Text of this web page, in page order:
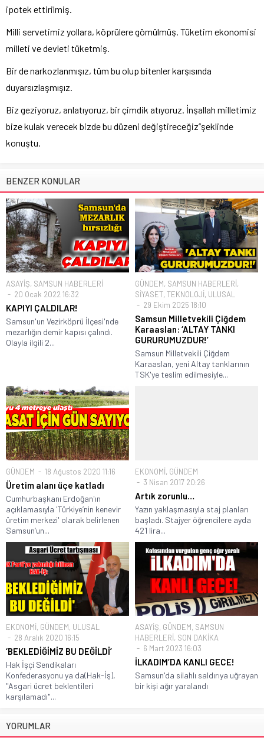
ipotek ettirilmiş.
Milli servetimiz yollara, köprülere gömülmüş. Tüketim ekonomisi
milleti ve devleti tüketmiş.
Bir de narkozlanmışız, tüm bu olup bitenler karşısında
duyarsızlaşmışız.
Biz geziyoruz, anlatıyoruz, bir çimdik atıyoruz. İnşallah milletimiz
bize kulak verecek bizde bu düzeni değiştireceğiz’’şeklinde
konuştu.
BENZER KONULAR
ASAYİŞ, SAMSUN HABERLERİ
20 Ocak 2022 16:32
KAPIYI ÇALDILAR!
Samsun'un Vezirköprü İlçesi'nde
mezarlığın demir kapısı çalındı.
Olayla ilgili 2...
GÜNDEM, SAMSUN HABERLERİ,
SİYASET, TEKNOLOJİ, ULUSAL
29 Ekim 2025 18:10
Samsun Milletvekili Çiğdem
Karaaslan: ‘ALTAY TANKI
GURURUMUZDUR!’
Samsun Milletvekili Çiğdem
Karaaslan, yeni Altay tanklarının
TSK'ye teslim edilmesiyle...
GÜNDEM 18 Ağustos 2020 11:16
Üretim alanı üçe katladı
Cumhurbaşkanı Erdoğan'ın
açıklamasıyla 'Türkiye’nin kenevir
üretim merkezi' olarak belirlenen
Samsun’un...
EKONOMİ, GÜNDEM
3 Nisan 2017 20:26
Artık zorunlu…
Yazın yaklaşmasıyla staj planları
başladı. Stajyer öğrencilere ayda
421 lira...
EKONOMİ, GÜNDEM, ULUSAL
28 Aralık 2020 16:15
‘BEKLEDİĞİMİZ BU DEĞİLDİ’
Hak İşçi Sendikaları
Konfederasyonu ya da(Hak-İş),
"Asgari ücret beklentileri
karşılamadı"...
ASAYİŞ, GÜNDEM, SAMSUN
HABERLERİ, SON DAKİKA
6 Mart 2023 16:03
İLKADIM’DA KANLI GECE!
Samsun'da silahlı saldırıya uğrayan
bir kişi ağır yaralandı
YORUMLAR